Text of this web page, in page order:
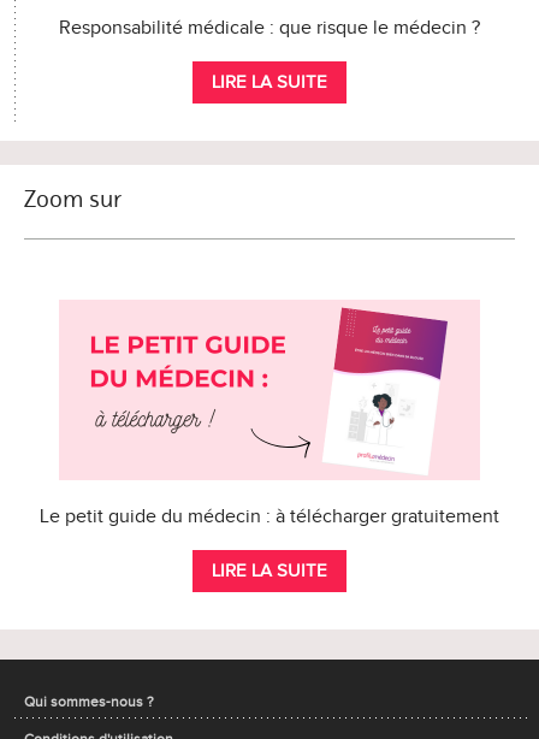
Responsabilité médicale : que risque le médecin ?
LIRE LA SUITE
Zoom sur
Le petit guide du médecin : à télécharger gratuitement
LIRE LA SUITE
Qui sommes-nous ?